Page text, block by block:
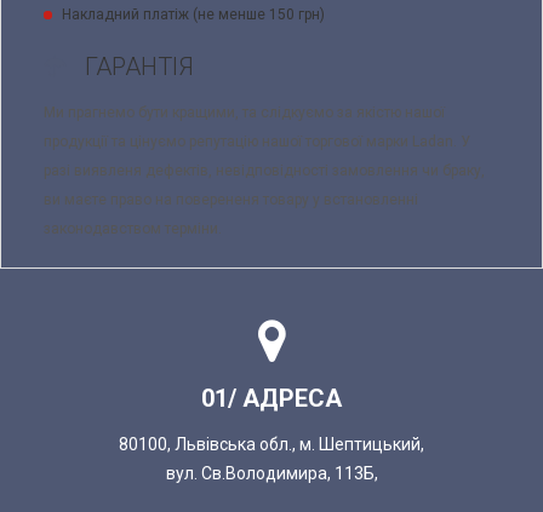
Накладний платіж (не менше 150 грн)
ГАРАНТІЯ
Ми прагнемо бути кращими, та слідкуємо за якістю нашої
продукції та цінуємо репутацію нашої торгової марки Ladan. У
разі виявленя дефектів, невідповідності замовлення чи браку,
ви маєте право на поверененя товару у встановленні
законодавством терміни.
01/ АДРЕСА
80100, Львівська обл., м. Шептицький,
вул. Св.Володимира, 113Б,